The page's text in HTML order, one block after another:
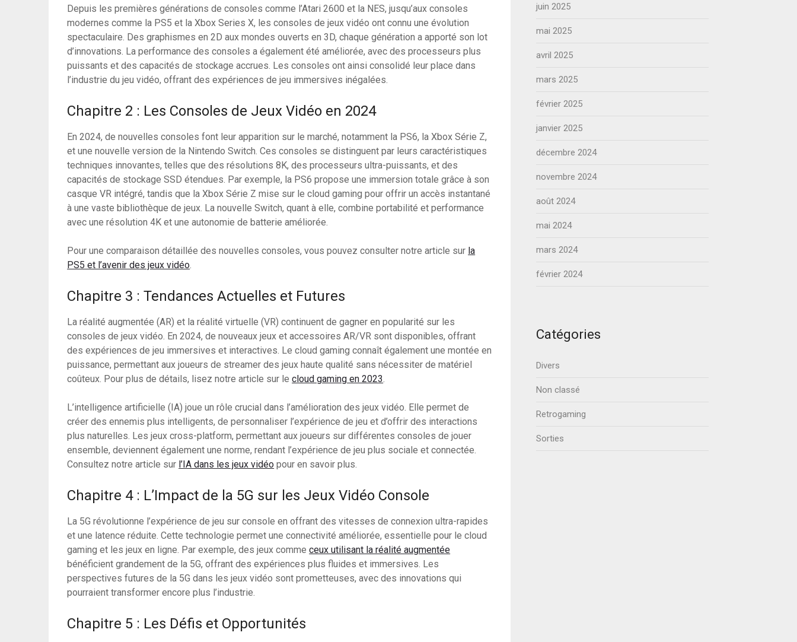
Depuis les premières générations de consoles comme l’Atari 2600 et la NES, jusqu’aux consoles
modernes comme la PS5 et la Xbox Series X, les consoles de jeux vidéo ont connu une évolution
spectaculaire. Des graphismes en 2D aux mondes ouverts en 3D, chaque génération a apporté son lot
d’innovations. La performance des consoles a également été améliorée, avec des processeurs plus
puissants et des capacités de stockage accrues. Les consoles ont ainsi consolidé leur place dans
l’industrie du jeu vidéo, offrant des expériences de jeu immersives inégalées.
Chapitre 2 : Les Consoles de Jeux Vidéo en 2024
En 2024, de nouvelles consoles font leur apparition sur le marché, notamment la PS6, la Xbox Série Z,
et une nouvelle version de la Nintendo Switch. Ces consoles se distinguent par leurs caractéristiques
techniques innovantes, telles que des résolutions 8K, des processeurs ultra-puissants, et des
capacités de stockage SSD étendues. Par exemple, la PS6 propose une immersion totale grâce à son
casque VR intégré, tandis que la Xbox Série Z mise sur le cloud gaming pour offrir un accès instantané
à une vaste bibliothèque de jeux. La nouvelle Switch, quant à elle, combine portabilité et performance
avec une résolution 4K et une autonomie de batterie améliorée.
Pour une comparaison détaillée des nouvelles consoles, vous pouvez consulter notre article sur la
PS5 et l’avenir des jeux vidéo.
Chapitre 3 : Tendances Actuelles et Futures
La réalité augmentée (AR) et la réalité virtuelle (VR) continuent de gagner en popularité sur les
consoles de jeux vidéo. En 2024, de nouveaux jeux et accessoires AR/VR sont disponibles, offrant
des expériences de jeu immersives et interactives. Le cloud gaming connaît également une montée en
puissance, permettant aux joueurs de streamer des jeux haute qualité sans nécessiter de matériel
coûteux. Pour plus de détails, lisez notre article sur lecloud gaming en 2023.
L’intelligence artificielle (IA) joue un rôle crucial dans l’amélioration des jeux vidéo. Elle permet de
créer des ennemis plus intelligents, de personnaliser l’expérience de jeu et d’offrir des interactions
plus naturelles. Les jeux cross-platform, permettant aux joueurs sur différentes consoles de jouer
ensemble, deviennent également une norme, rendant l’expérience de jeu plus sociale et connectée.
Consultez notre article sur l’IA dans les jeux vidéo pour en savoir plus.
Chapitre 4 : L’Impact de la 5G sur les Jeux Vidéo Console
La 5G révolutionne l’expérience de jeu sur console en offrant des vitesses de connexion ultra-rapides
et une latence réduite. Cette technologie permet une connectivité améliorée, essentielle pour le cloud
gaming et les jeux en ligne. Par exemple, des jeux commeceux utilisant la réalité augmentée
bénéficient grandement de la 5G, offrant des expériences plus fluides et immersives. Les
perspectives futures de la 5G dans les jeux vidéo sont prometteuses, avec des innovations qui
pourraient transformer encore plus l’industrie.
Chapitre 5 : Les Défis et Opportunités
juin 2025
mai 2025
avril 2025
mars 2025
février 2025
janvier 2025
décembre 2024
novembre 2024
août 2024
mai 2024
mars 2024
février 2024
Catégories
Divers
Non classé
Retrogaming
Sorties